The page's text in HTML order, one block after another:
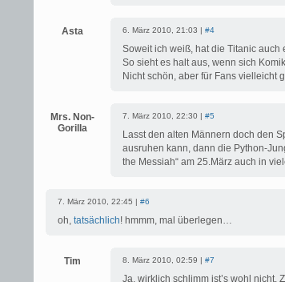
Asta 6. März 2010, 21:03 | #4
Soweit ich weiß, hat die Titanic
So sieht es halt aus, wenn sich
Nicht schön, aber für Fans vielleicht
Mrs. Non-
Gorilla
7. März 2010, 22:30 | #5
Lasst den alten Männern doch den
ausruhen kann, dann die Python-
the Messiah“ am 25.März auch in
7. März 2010, 22:45 | #6
oh, tatsächlich! hmmm, mal überlegen…
Tim 8. März 2010, 02:59 | #7
Ja, wirklich schlimm ist’s wohl nicht.